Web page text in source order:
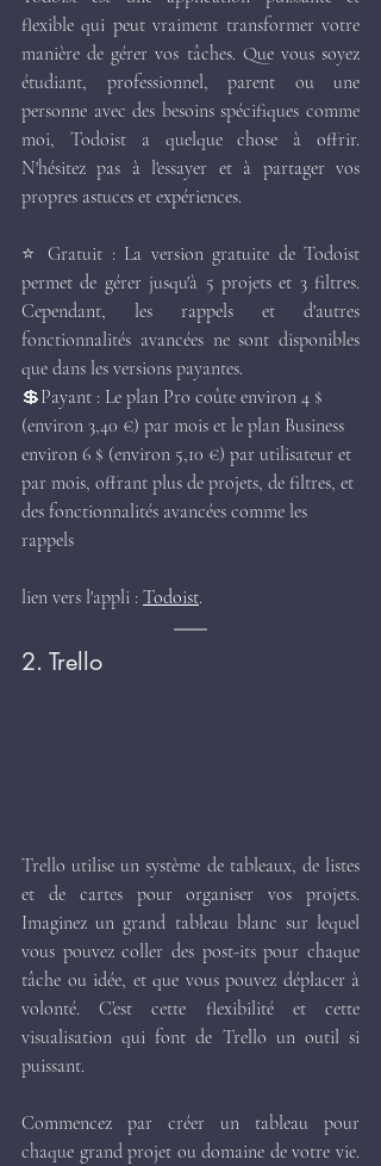
flexible qui peut vraiment transformer votre
manière de gérer vos tâches. Que vous soyez
étudiant, professionnel, parent ou une
personne avec des besoins spécifiques comme
moi, Todoist a quelque chose à offrir.
N'hésitez pas à l'essayer et à partager vos
propres astuces et expériences.
⭐ Gratuit : La version gratuite de Todoist
permet de gérer jusqu'à 5 projets et 3 filtres.
Cependant, les rappels et d'autres
fonctionnalités avancées ne sont disponibles
que dans les versions payantes.
💲Payant : Le plan Pro coûte environ 4 $
(environ 3,40 €) par mois et le plan Business
environ 6 $ (environ 5,10 €) par utilisateur et
par mois, offrant plus de projets, de filtres, et
des fonctionnalités avancées comme les
rappels​
lien vers l'appli : Todoist.
2. Trello
Trello utilise un système de tableaux, de listes
et de cartes pour organiser vos projets.
Imaginez un grand tableau blanc sur lequel
vous pouvez coller des post-its pour chaque
tâche ou idée, et que vous pouvez déplacer à
volonté. C’est cette flexibilité et cette
visualisation qui font de Trello un outil si
puissant.
Commencez par créer un tableau pour
chaque grand projet ou domaine de votre vie.